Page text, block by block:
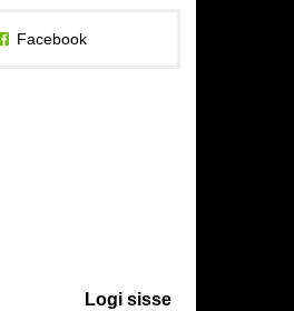
Facebook
Logi sisse